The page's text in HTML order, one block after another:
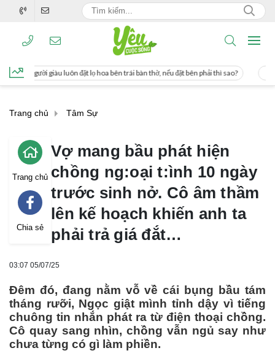
đặt lọ hoa bên trái bàn thờ, nếu đặt bên phải thì sao? Cách uống nước mía
Trang chủ Tâm Sự
Trang chủ
Chia sẻ
Vợ mang bầu phát hiện
chồng ng:oại t:ình 10 ngày
trước sinh nở. Cô âm thầm
lên kế hoạch khiến anh ta
phải trả giá đắt…
03:07 05/07/25
Đêm đó, đang nằm vỗ về cái bụng bầu tám
tháng rưỡi, Ngọc giật mình tỉnh dậy vì tiếng
chuông tin nhắn phát ra từ điện thoại chồng.
Cô quay sang nhìn, chồng vẫn ngủ say như
chưa từng có gì làm phiền.